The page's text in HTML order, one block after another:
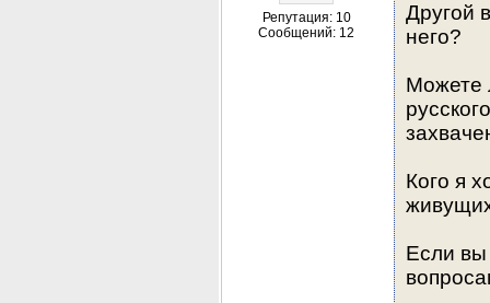
Репутация: 10
Сообщений: 12
Другой
него?
Можете
Кого я
Если